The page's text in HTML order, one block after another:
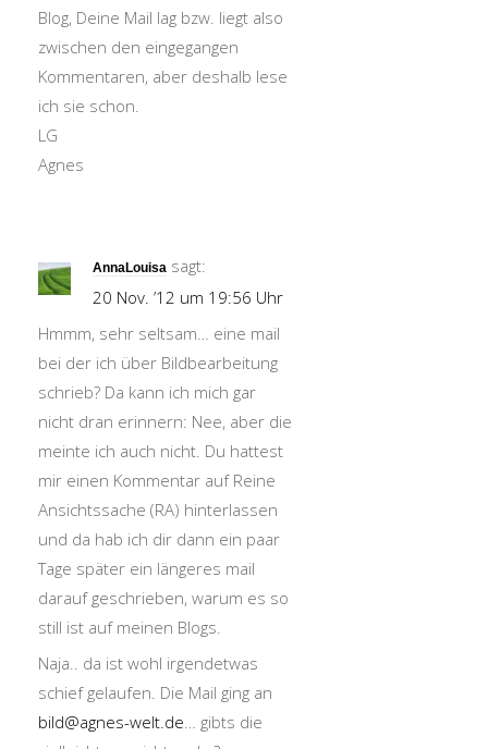
Blog, Deine Mail lag bzw. liegt also
zwischen den eingegangen
Kommentaren, aber deshalb lese
ich sie schon.
LG
Agnes
AnnaLouisa sagt:
20 Nov. ’12 um 19:56 Uhr
Hmmm, sehr seltsam… eine mail
bei der ich über Bildbearbeitung
schrieb? Da kann ich mich gar
nicht dran erinnern: Nee, aber die
meinte ich auch nicht. Du hattest
mir einen Kommentar auf Reine
Ansichtssache (RA) hinterlassen
und da hab ich dir dann ein paar
Tage später ein längeres mail
darauf geschrieben, warum es so
still ist auf meinen Blogs.
Naja.. da ist wohl irgendetwas
schief gelaufen. Die Mail ging an
bild@agnes-welt.de… gibts die